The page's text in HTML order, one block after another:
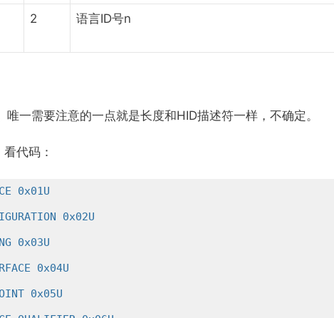
2 语言ID号n
一需要注意的一点就是长度和HID描述符一样，不确定。
代码：
0x01U
0x02U
0x03U
0x04U
0x05U